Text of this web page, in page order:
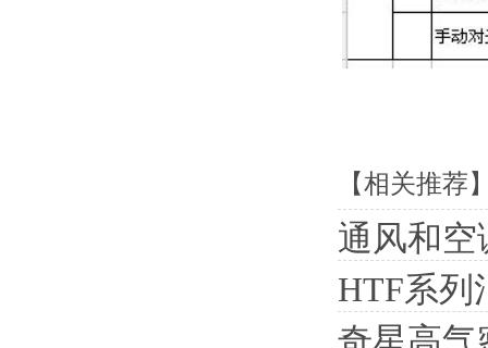
【相关推荐
通风和
HTF系列